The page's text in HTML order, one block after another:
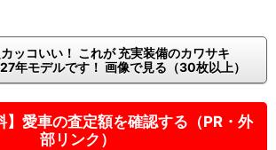
ッコいい！ これが 充実装備のカワサキ
年モデルです！ 画像で見る（30枚以上）
】愛車の査定額を確認する（PR・外
部リンク）